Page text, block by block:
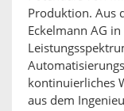
Produktion. Aus
Eckelmann AG
kontinuierliches
aus dem